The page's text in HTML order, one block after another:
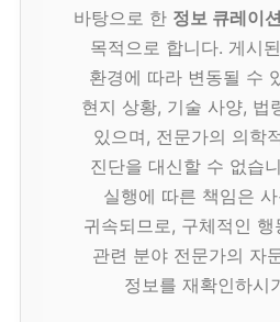
바탕으로 한 정보 큐레이
목적으로 합니다. 게시
환경에 따라 변동될 수
현지 상황, 기술 사양, 법
있으며, 전문가의 의학
진단을 대신할 수 없습
실행에 따른 책임은
귀속되므로, 구체적인
관련 분야 전문가의 자
정보를 재확인하시